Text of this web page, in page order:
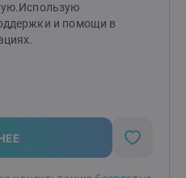
и помощи в